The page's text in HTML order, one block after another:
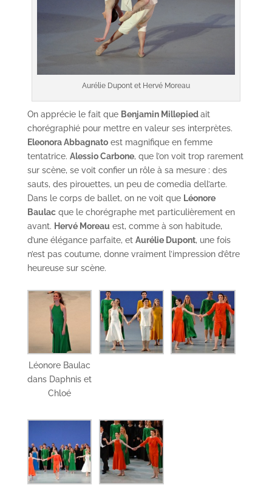
Aurélie Dupont et Hervé Moreau
On apprécie le fait que Benjamin Millepiedait
chorégraphié pour mettre en valeur ses interprètes.
Eleonora Abbagnatoest magnifique en femme
tentatrice. Alessio Carbone, que l’on voit trop rarement
sur scène, se voit confier un rôle à sa mesure : des
sauts, des pirouettes, un peu de comedia dell’arte.
Dans le corps de ballet, on ne voit que Léonore
Baulacque le chorégraphe met particulièrement en
avant. Hervé Moreau est, comme à son habitude,
d’une élégance parfaite, et Aurélie Dupont, une fois
n’est pas coutume, donne vraiment l’impression d’être
heureuse sur scène.
Léonore Baulac
dans Daphnis et
Chloé